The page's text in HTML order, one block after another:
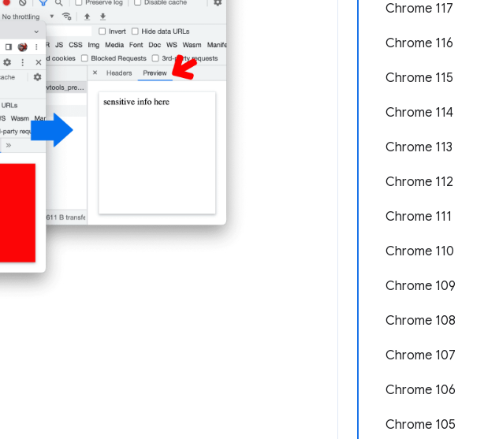
Chrome 117
Chrome 116
Chrome 115
Chrome 114
Chrome 113
Chrome 112
Chrome 111
Chrome 110
Chrome 109
Chrome 108
Chrome 107
Chrome 106
Chrome 105